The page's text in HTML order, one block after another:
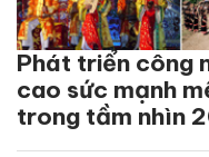
Phát triển công
cao sức mạnh
trong tầm nhìn